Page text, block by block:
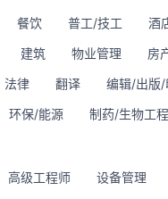
餐饮 普工/技工 酒
建筑 物业管理 房
法律 翻译 编辑/出版/
环保/能源 制药/生物工程
高级工程师 设备管理